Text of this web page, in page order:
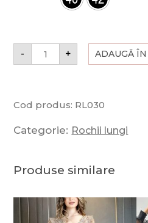
- + ADAUGĂ ÎN
Cod produs: RL030
Categorie: Rochii lungi
Produse similare